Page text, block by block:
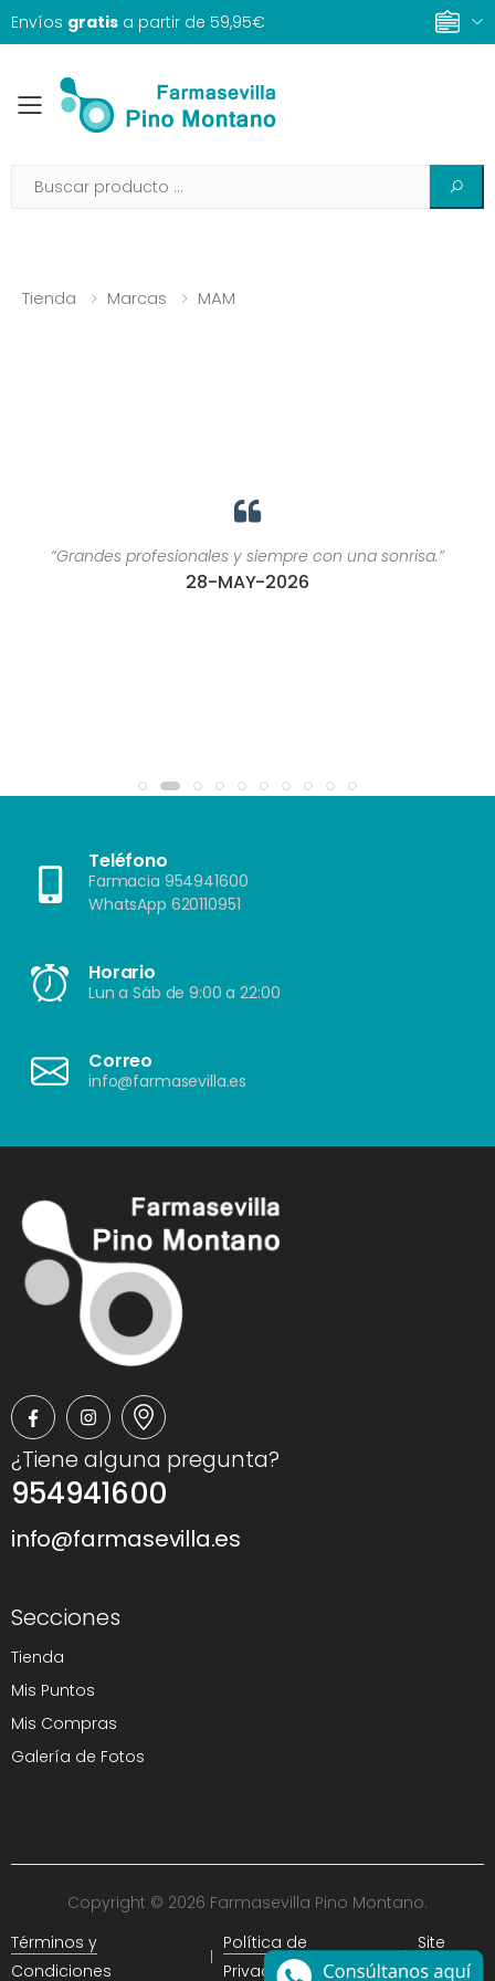
Envíos gratis a partir de 59,95€
Toggle mobile menu
Tienda Marcas MAM
“Grandes profesionales y siempre con una sonrisa.”
28-MAY-2026
Teléfono
Farmacia 954941600
WhatsApp 620110951
Horario
Lun a Sáb de 9:00 a 22:00
Correo
info@farmasevilla.es
¿Tiene alguna pregunta?
954941600
info@farmasevilla.es
Secciones
Tienda
Mis Puntos
Mis Compras
Galería de Fotos
Copyright © 2026 Farmasevilla Pino Montano.
Términos y
Condiciones
Política de
Privacidad
Site
Map